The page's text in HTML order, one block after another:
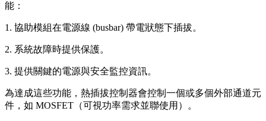
能：
1. 協助模組在電源線 (busbar) 帶電狀態下插拔。
2. 系統故障時提供保護。
3. 提供關鍵的電源與安全監控資訊。
為達成這些功能，熱插拔控制器會控制一個或多個外部通道元
件，如 MOSFET（可視功率需求並聯使用）。